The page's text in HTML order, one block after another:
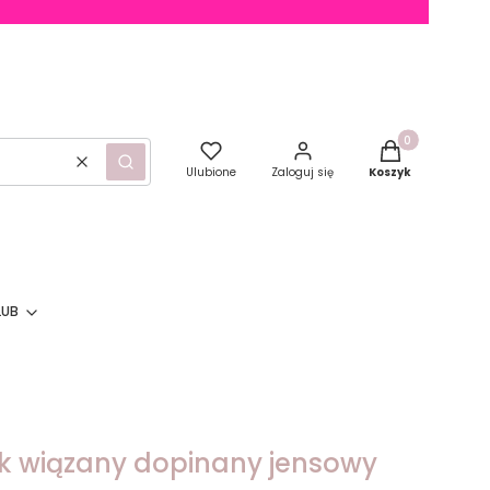
WyczyśćSzukaj Ulubione Zaloguj się
Produkty w
Koszyk
wiązany dopinany jensowy